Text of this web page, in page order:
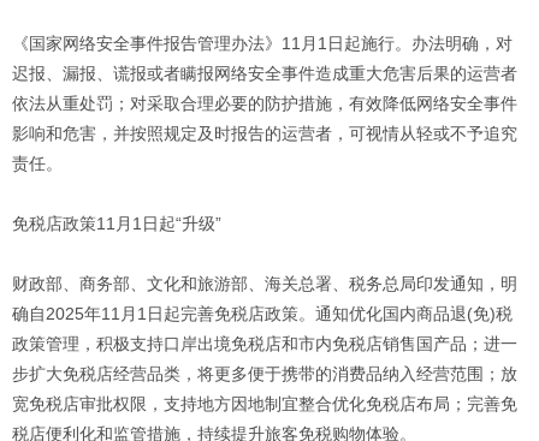
《国家网络安全事件报告管理办法》11月1日起施行。办法明确，对
迟报、漏报、谎报或者瞒报网络安全事件造成重大危害后果的运营者
依法从重处罚；对采取合理必要的防护措施，有效降低网络安全事件
影响和危害，并按照规定及时报告的运营者，可视情从轻或不予追究
责任。
免税店政策11月1日起“升级”
财政部、商务部、文化和旅游部、海关总署、税务总局印发通知，明
确自2025年11月1日起完善免税店政策。通知优化国内商品退(免)税
政策管理，积极支持口岸出境免税店和市内免税店销售国产品；进一
步扩大免税店经营品类，将更多便于携带的消费品纳入经营范围；放
宽免税店审批权限，支持地方因地制宜整合优化免税店布局；完善免
税店便利化和监管措施，持续提升旅客免税购物体验。